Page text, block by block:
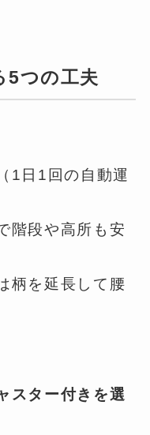
5つの工夫
（1日1回の自動運
階段や高所も安
柄を延長して腰
スター付きを選